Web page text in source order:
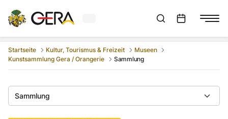
Aktuelles Wetter in GeraSuchleiste anzeigen
Startseite Kultur, Tourismus & Freizeit
Museen
Kunstsammlung Gera / Orangerie
Sammlung
Sammlung